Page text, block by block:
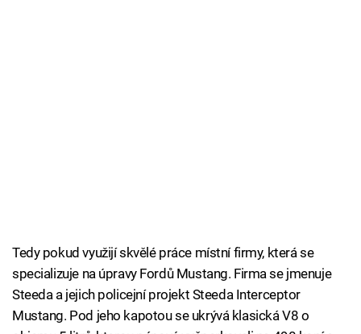
Tedy pokud využijí skvělé práce místní firmy, která se
specializuje na úpravy Fordů Mustang. Firma se jmenuje
Steeda a jejich policejní projekt Steeda Interceptor
Mustang. Pod jeho kapotou se ukrývá klasická V8 o